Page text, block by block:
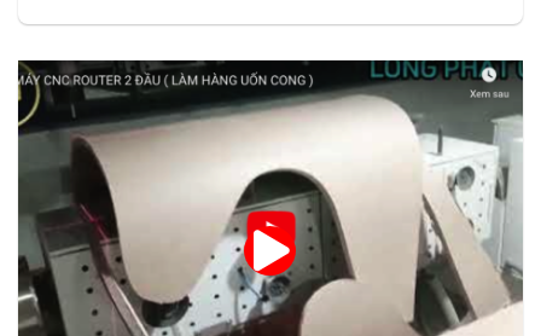
cho phép xử lý chi tiết ở nhiều góc độ khác nhau, đảm…